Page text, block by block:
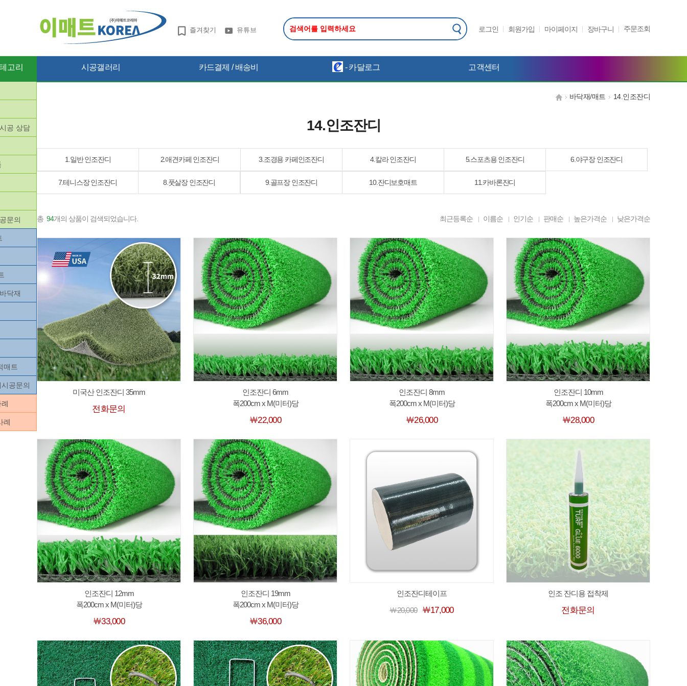
즐겨찾기 유튜브 로그인 회원가입 마이페이지 장바구니 주문조회
고리
공 상담
문의
닥재
매트
공문의
례
시공갤러리 카드결제 / 배송비 - 카달로그 고객센터
바닥재/매트 14.인조잔디
14.인조잔디
1.일반 인조잔디 2.애견카페 인조잔디 3.조경용 카페인조잔디 4.칼라 인조잔디 5.스포츠용 인조잔디 6.야구장 인조잔디
7.테니스장 인조잔디 8.풋살장 인조잔디 9.골프장 인조잔디 10.잔디보호매트 11.카바론잔디
총 94개의 상품이 검색되었습니다. 최근등록순 이름순 인기순 판매순 높은가격순 낮은가격순
미국산 인조잔디 35mm
전화문의
인조잔디 6mm
폭200cm x M(미터)당
￦22,000
인조잔디 8mm
폭200cm x M(미터)당
￦26,000
인조잔디 10mm
폭200cm x M(미터)당
￦28,000
인조잔디 12mm
폭200cm x M(미터)당
￦33,000
인조잔디 19mm
폭200cm x M(미터)당
￦36,000
인조잔디테이프
￦20,000
￦17,000
인조 잔디용 접착제
전화문의